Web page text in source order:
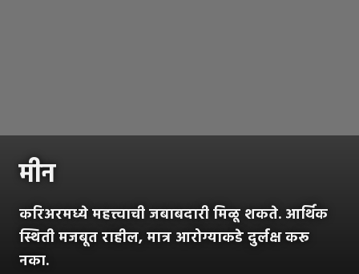
मीन
करिअरमध्ये महत्त्वाची जबाबदारी मिळू शकते. आर्थिक
स्थिती मजबूत राहील, मात्र आरोग्याकडे दुर्लक्ष करू
नका.